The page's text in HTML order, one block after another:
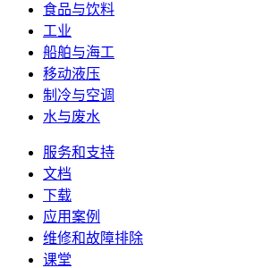
食品与饮料
工业
船舶与海工
移动液压
制冷与空调
水与废水
服务和支持
文档
下载
应用案例
维修和故障排除
课堂